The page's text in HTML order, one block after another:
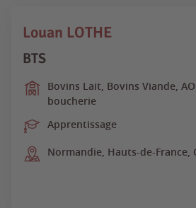
Louan LOTHE
BTS
Bovins Lait, Bovins Viande,
boucherie
Apprentissage
Normandie, Hauts-de-France,